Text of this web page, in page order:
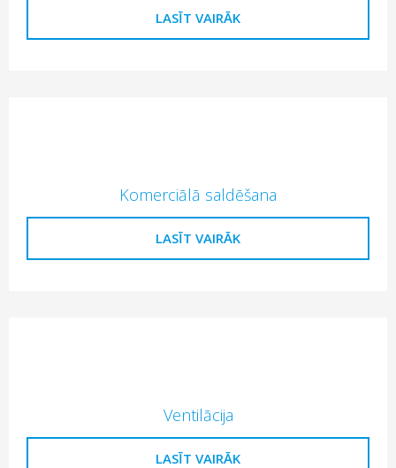
LASĪT VAIRĀK
Komerciālā saldēšana
LASĪT VAIRĀK
Ventilācija
LASĪT VAIRĀK